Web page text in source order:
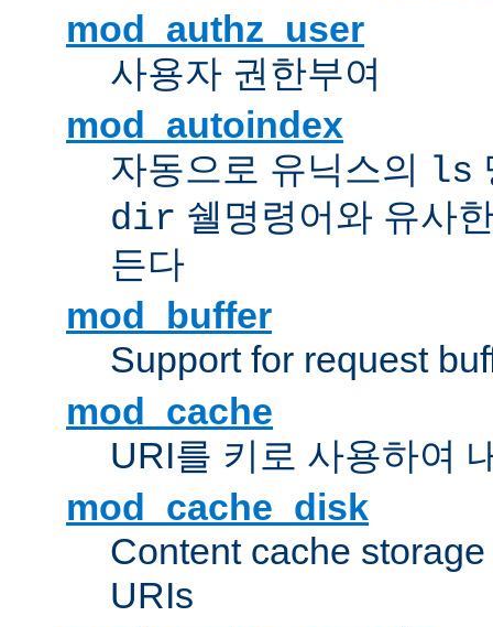
mod_authz_user
사용자 권한부여
mod_autoindex
자동으로 유닉스의 ls
dir 쉘명령어와 유사
든다
mod_buffer
Support for request
mod_cache
URI를 키로 사용하여
mod_cache_disk
Content cache
URIs